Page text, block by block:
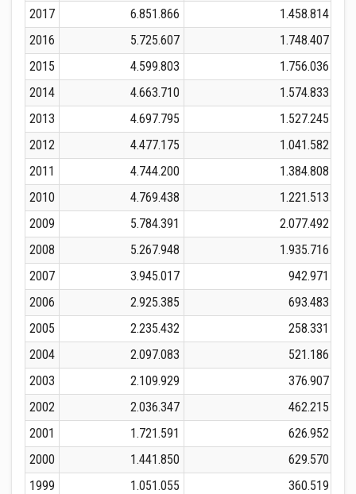
2017
6.851.866
1.458.814
2016
5.725.607
1.748.407
2015
4.599.803
1.756.036
2014
4.663.710
1.574.833
2013
4.697.795
1.527.245
2012
4.477.175
1.041.582
2011
4.744.200
1.384.808
2010
4.769.438
1.221.513
2009
5.784.391
2.077.492
2008
5.267.948
1.935.716
2007
3.945.017
942.971
2006
2.925.385
693.483
2005
2.235.432
258.331
2004
2.097.083
521.186
2003
2.109.929
376.907
2002
2.036.347
462.215
2001
1.721.591
626.952
2000
1.441.850
629.570
1999
1.051.055 360.519